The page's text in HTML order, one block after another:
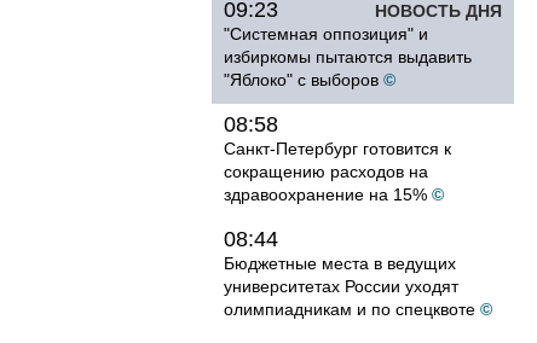
НОВОСТЬ ДНЯ
09:23
"Системная оппозиция" и
избиркомы пытаются выдавить
"Яблоко" с выборов ©
08:58
Санкт-Петербург готовится к
сокращению расходов на
здравоохранение на 15% ©
08:44
Бюджетные места в ведущих
университетах России уходят
олимпиадникам и по спецквоте ©